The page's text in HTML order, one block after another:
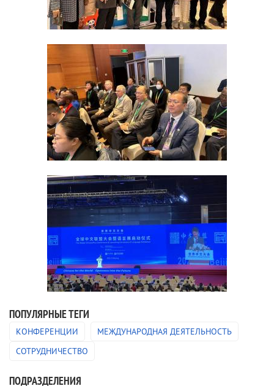
ПОПУЛЯРНЫЕ ТЕГИ
КОНФЕРЕНЦИИ
МЕЖДУНАРОДНАЯ ДЕЯТЕЛЬНОСТЬ
СОТРУДНИЧЕСТВО
ПОДРАЗДЕЛЕНИЯ